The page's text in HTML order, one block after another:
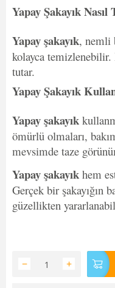
Yapay Şakayık
Yapay şakayık, nemli
kolayca temizlenebilir.
tutar.
Yapay Şakayık
Yapay şakayık
ömürlü olmaları,
mevsimde taze
Yapay şakayık hem
Gerçek bir şakayığın
güzellikten
+
−